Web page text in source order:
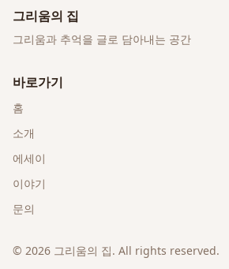
그리움의 집
그리움과 추억을 글로 담아내는 공간
바로가기
홈
소개
에세이
이야기
문의
© 2026 그리움의 집. All rights reserved.